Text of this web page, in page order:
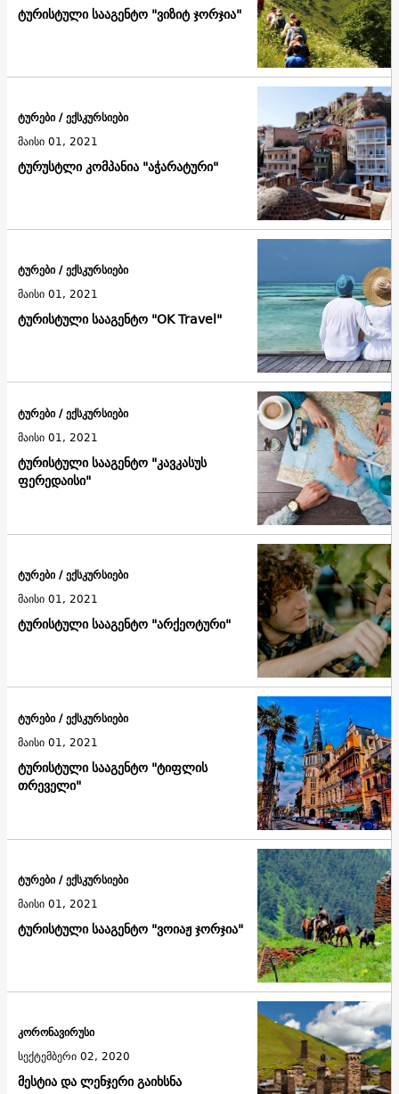
ტურისტული სააგენტო "ვიზიტ ჯორჯია"
ტურუსტლი კომპანია "აჭარატური"
ტურები / ექსკურსიები
მაისი 01, 2021
ტურისტული სააგენტო "OK Travel"
ტურები / ექსკურსიები
მაისი 01, 2021
ტურისტული სააგენტო "კავკასუს
ფერედაისი"
ტურები / ექსკურსიები
მაისი 01, 2021
ტურისტული სააგენტო "არქეოტური"
ტურები / ექსკურსიები
მაისი 01, 2021
ტურისტული სააგენტო "ტიფლის
თრეველი"
ტურები / ექსკურსიები
მაისი 01, 2021
ტურისტული სააგენტო "ვოიაჟ ჯორჯია"
ტურები / ექსკურსიები
მაისი 01, 2021
მესტია და ლენჯერი გაიხსნა
კორონავირუსი
სექტემბერი 02, 2020